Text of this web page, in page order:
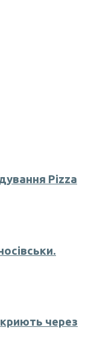
Pizza
через